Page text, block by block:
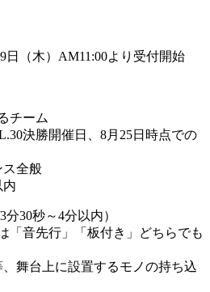
日（木）AM11:00より受付開始
チーム
決勝開催日、8月25日時点での
ス全般
内
分30秒～4分以内）
「音先行」「板付き」どちらでも
舞台上に設置するモノの持ち込